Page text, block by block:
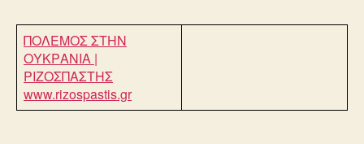
ΠΟΛΕΜΟΣ ΣΤΗΝ
ΟΥΚΡΑΝΙΑ |
ΡΙΖΟΣΠΑΣΤΗΣ
www.rizospastis.gr